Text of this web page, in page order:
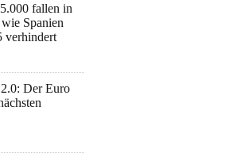
fallen in
Spanien
verhindert
Der Euro